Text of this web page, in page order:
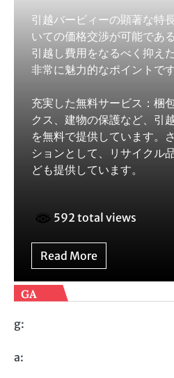
引越バービィーの顕著な特
いての価格交渉が可能であ
引越し費用をなるべく抑え
非常に魅力的なポイントです
充実した無料サービス：梱
クス、建物の保護など、引
を無料で提供しています。
ションとして、リサイクル
ども提供しています。
592 total views
Read More
GA
g:
a: